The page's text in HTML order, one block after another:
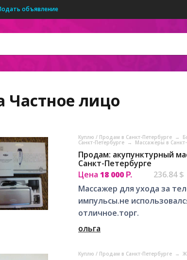
объявление
Частное лицо
Куплю / Продам в Санкт-Петербурге →
Санкт-Петербурге → Массажеры в
Продам: акупунктурный
Санкт-Петербурге
Цена 18 000 Р. 236.84 $
Массажер для ухода за
импульсы.не
отличное.торг.
ольга
Куплю / Продам в Санкт-Петербурге →